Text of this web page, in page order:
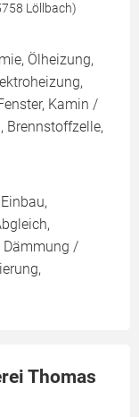
Löllbach)
Ölheizung,
Kamin /
Brennstoffzelle,
Dämmung /
Thomas